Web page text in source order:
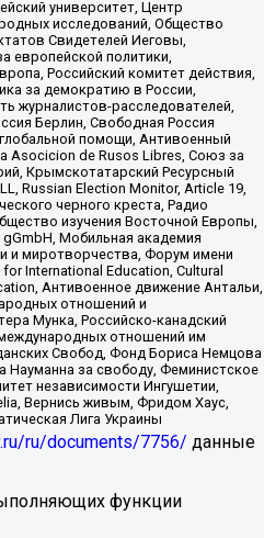
университет, Центр
исследований, Общество
Свидетелей Иеговы,
европейской политики,
Российский комитет действия,
за демократию в России,
журналистов-расследователей,
Берлин, Свободная Россия
помощи, Антивоенный
Asocicion de Rusos Libres, Союз за
Крымскотатарский Ресурсный
Russian Election Monitor, Article 19,
черного креста, Радио
изучения Восточной Европы,
Мобильная академия
и миротворчества, Форум имени
International Education, Cultural
Антивоенное движение Антальи,
отношений и
Мунка, Российско-канадский
отношений им
Свобод, Фонд Бориса Немцова
Науманна за свободу, Феминистское
независимости Ингушетии,
Вернись живым, Фридом Хаус,
Лига Украины
ru/documents/7756/ данные
функции